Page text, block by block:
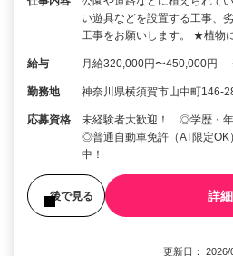
い遊具などを設置する工事、
工事をお願いします。 ★植物
給与 月給320,000円〜450,000円
勤務地 神奈川県横須賀市山中町146-
応募資格
未経験者大歓迎！ ◎学歴・
◎普通自動車免許（AT限定
中！
後で見る 詳
更新日：